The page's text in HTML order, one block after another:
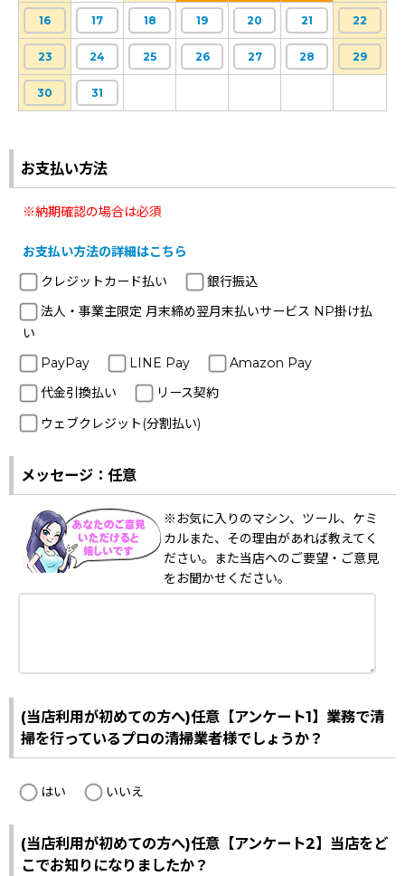
16 17 18 19 20 21 22
23 24 25 26 27 28 29
30 31
お支払い方法
※納期確認の場合は必須
お支払い方法の詳細はこちら
クレジットカード払い
銀行振込
法人・事業主限定 月末締め翌月末払いサービス NP掛け払
い
PayPay
LINE Pay
Amazon Pay
代金引換払い
リース契約
ウェブクレジット(分割払い)
メッセージ：任意
※お気に入りのマシン、ツール、ケミ
カルまた、その理由があれば教えてく
ださい。また当店へのご要望・ご意見
をお聞かせください。
(当店利用が初めての方へ)任意【アンケート1】業務で清
掃を行っているプロの清掃業者様でしょうか？
はい いいえ
(当店利用が初めての方へ)任意【アンケート2】当店をど
こでお知りになりましたか？